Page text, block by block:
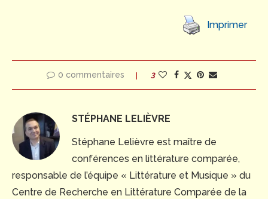
Imprimer
0 commentaires 3
STÉPHANE LELIÈVRE
Stéphane Lelièvre est maître de
conférences en littérature comparée,
responsable de l’équipe « Littérature et Musique » du
Centre de Recherche en Littérature Comparée de la